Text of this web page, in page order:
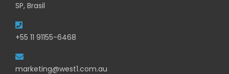
SP, Brasil
+55 11 91155-6468
marketing@west1.com.au